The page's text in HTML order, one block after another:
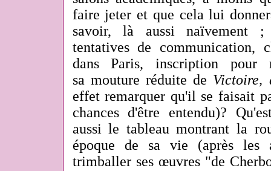
faire jeter et que cela lui
savoir, là aussi naïvement
tentatives de communication,
dans Paris, inscription pour
sa mouture réduite de Victoire,
effet remarquer qu'il se faisait
chances d'être entendu)?
aussi le tableau montrant la
époque de sa vie (après les
trimballer ses œuvres "de